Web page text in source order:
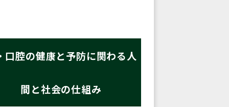
口腔の健康と予防に関わる人
間と社会の仕組み